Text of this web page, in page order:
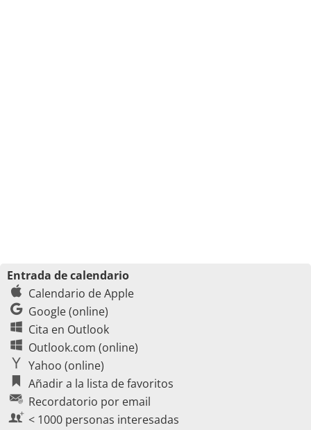
Entrada de calendario
Calendario de Apple
Google (online)
Cita en Outlook
Outlook.com (online)
Yahoo (online)
Añadir a la lista de favoritos
Recordatorio por email
< 1000 personas interesadas